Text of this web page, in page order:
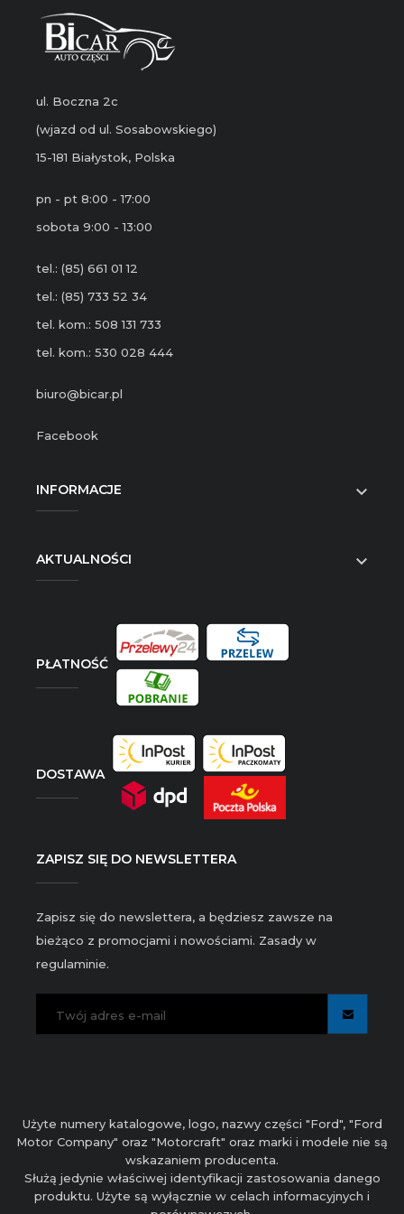
ul. Boczna 2c
(wjazd od ul. Sosabowskiego)
15-181 Białystok, Polska
pn - pt 8:00 - 17:00
sobota 9:00 - 13:00
tel.: (85) 661 01 12
tel.: (85) 733 52 34
tel. kom.: 508 131 733
tel. kom.: 530 028 444
biuro@bicar.pl
Facebook
INFORMACJE 
AKTUALNOŚCI 
PŁATNOŚĆ
DOSTAWA
ZAPISZ SIĘ DO NEWSLETTERA
Zapisz się do newslettera, a będziesz zawsze na
bieżąco z promocjami i nowościami. Zasady w
regulaminie.
Użyte numery katalogowe, logo, nazwy części "Ford", "Ford
Motor Company" oraz "Motorcraft" oraz marki i modele nie są
wskazaniem producenta.
Służą jedynie właściwej identyfikacji zastosowania danego
produktu. Użyte są wyłącznie w celach informacyjnych i